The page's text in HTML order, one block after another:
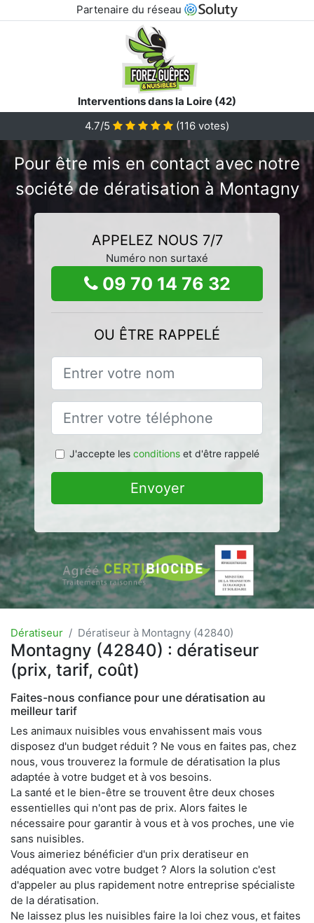
Partenaire du réseau
Interventions dans la Loire (42)
4.7/5
(116 votes)
Pour être mis en contact avec notre
société de dératisation à Montagny
APPELEZ NOUS 7/7
Numéro non surtaxé
09 70 14 76 32
OU ÊTRE RAPPELÉ
J'accepte les conditionset d'être rappelé
Envoyer
Dératiseur Dératiseur à Montagny (42840)
Montagny (42840) : dératiseur
(prix, tarif, coût)
Faites-nous confiance pour une dératisation au
meilleur tarif
Les animaux nuisibles vous envahissent mais vous
disposez d'un budget réduit ? Ne vous en faites pas, chez
nous, vous trouverez la formule de dératisation la plus
adaptée à votre budget et à vos besoins.
La santé et le bien-être se trouvent être deux choses
essentielles qui n'ont pas de prix. Alors faites le
nécessaire pour garantir à vous et à vos proches, une vie
sans nuisibles.
Vous aimeriez bénéficier d'un prix deratiseur en
adéquation avec votre budget ? Alors la solution c'est
d'appeler au plus rapidement notre entreprise spécialiste
de la dératisation.
Ne laissez plus les nuisibles faire la loi chez vous, et faites